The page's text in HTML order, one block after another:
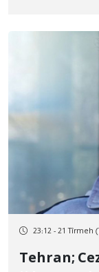
23:12 - 21 Tîrmeh
Tehran;